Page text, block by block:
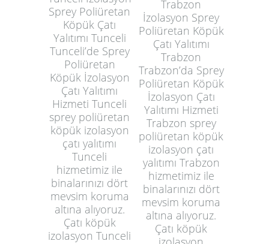
Sprey Poliüretan
Köpük Çatı
Yalıtımı Tunceli
Tunceli’de Sprey
Poliüretan
Köpük İzolasyon
Çatı Yalıtımı
Hizmeti Tunceli
sprey poliüretan
köpük izolasyon
çatı yalıtımı
Tunceli
hizmetimiz ile
binalarınızı dört
mevsim koruma
altına alıyoruz.
Çatı köpük
izolasyon Tunceli
Trabzon
İzolasyon Sprey
Poliüretan Köpük
Çatı Yalıtımı
Trabzon
Trabzon’da Sprey
Poliüretan Köpük
İzolasyon Çatı
Yalıtımı Hizmeti
Trabzon sprey
poliüretan köpük
izolasyon çatı
yalıtımı Trabzon
hizmetimiz ile
binalarınızı dört
mevsim koruma
altına alıyoruz.
Çatı köpük